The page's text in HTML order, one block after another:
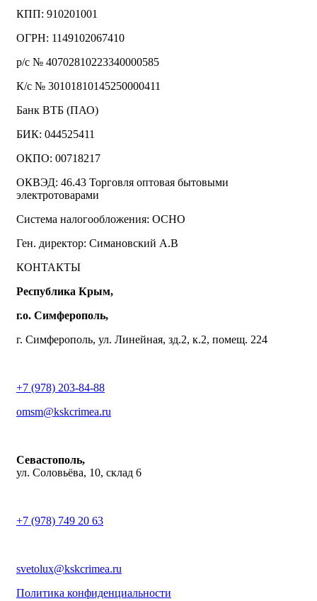
КПП: 910201001
ОГРН: 1149102067410
р/с № 40702810223340000585
К/с № 30101810145250000411
Банк ВТБ (ПАО)
БИК: 044525411
ОКПО: 00718217
ОКВЭД: 46.43 Торговля оптовая бытовыми
электротоварами
Система налогообложения: ОСНО
Ген. директор: Симановский А.В
КОНТАКТЫ
Республика Крым,
г.о. Симферополь,
г. Симферополь, ул. Линейная, зд.2, к.2, помещ. 224
+7 (978) 203-84-88
omsm@kskcrimea.ru
Севастополь,
ул. Соловьёва, 10, склад 6
+7 (978) 749 20 63
svetolux@kskcrimea.ru
Политика конфиденциальности